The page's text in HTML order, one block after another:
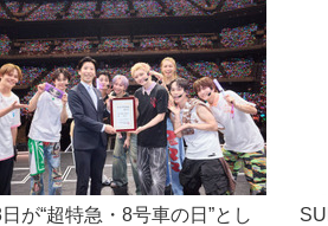
が“超特急・8号車の日”とし